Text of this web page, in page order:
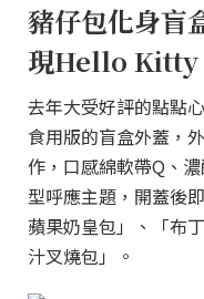
豬仔包化身盲
現Hello Kitty
去年大受好評的點點
食用版的盲盒外蓋，
作，口感綿軟帶Q、
型呼應主題，開蓋後
蘋果奶皇包」、「布
汁叉燒包」。